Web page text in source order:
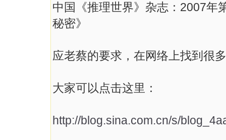
中国《推理世界》杂志：2007年
秘密》
应老蔡的要求，在网络上找到很
大家可以点击这里：
http://blog.sina.com.cn/s/